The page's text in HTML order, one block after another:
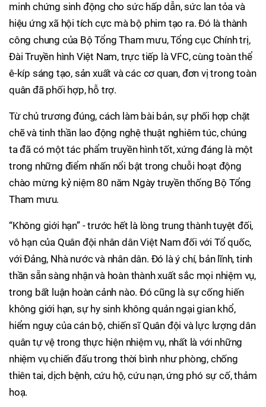
minh chứng sinh động cho sức hấp dẫn, sức lan tỏa và
hiệu ứng xã hội tích cực mà bộ phim tạo ra. Đó là thành
công chung của Bộ Tổng Tham mưu, Tổng cục Chính trị,
Đài Truyền hình Việt Nam, trực tiếp là VFC, cùng toàn thể
ê-kíp sáng tạo, sản xuất và các cơ quan, đơn vị trong toàn
quân đã phối hợp, hỗ trợ.
Từ chủ trương đúng, cách làm bài bản, sự phối hợp chặt
chẽ và tinh thần lao động nghệ thuật nghiêm túc, chúng
ta đã có một tác phẩm truyền hình tốt, xứng đáng là một
trong những điểm nhấn nổi bật trong chuỗi hoạt động
chào mừng kỷ niệm 80 năm Ngày truyền thống Bộ Tổng
Tham mưu.
“Không giới hạn” - trước hết là lòng trung thành tuyệt đối,
vô hạn của Quân đội nhân dân Việt Nam đối với Tổ quốc,
với Đảng, Nhà nước và nhân dân. Đó là ý chí, bản lĩnh, tinh
thần sẵn sàng nhận và hoàn thành xuất sắc mọi nhiệm vụ,
trong bất luận hoàn cảnh nào. Đó cũng là sự cống hiến
không giới hạn, sự hy sinh không quản ngại gian khổ,
hiểm nguy của cán bộ, chiến sĩ Quân đội và lực lượng dân
quân tự vệ trong thực hiện nhiệm vụ, nhất là với những
nhiệm vụ chiến đấu trong thời bình như phòng, chống
thiên tai, dịch bệnh, cứu hộ, cứu nạn, ứng phó sự cố, thảm
hoạ.